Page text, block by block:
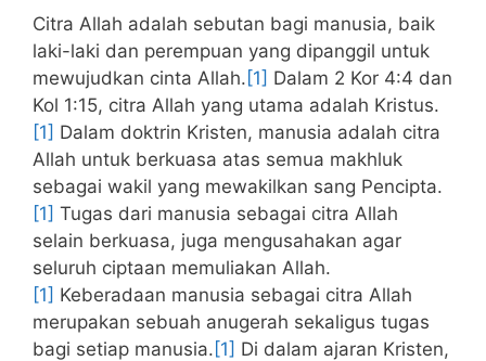
Citra Allah adalah sebutan bagi manusia, baik
laki-laki dan perempuan yang dipanggil untuk
mewujudkan cinta Allah. [1] Dalam 2 Kor 4:4 dan
Kol 1:15, citra Allah yang utama adalah Kristus.
[1] Dalam doktrin Kristen, manusia adalah citra
Allah untuk berkuasa atas semua makhluk
sebagai wakil yang mewakilkan sang Pencipta.
[1] Tugas dari manusia sebagai citra Allah
selain berkuasa, juga mengusahakan agar
seluruh ciptaan memuliakan Allah.
[1] Keberadaan manusia sebagai citra Allah
merupakan sebuah anugerah sekaligus tugas
bagi setiap manusia. [1] Di dalam ajaran Kristen,